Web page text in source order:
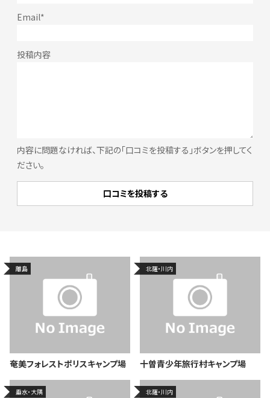
内容に問題なければ、下記の「口コミを投稿する」ボタンを押してく
ださい。
離島
奄美フォレストポリスキャンプ場
北薩・川内
十曽青少年旅行村キャンプ場
垂水・大隅 北薩・川内